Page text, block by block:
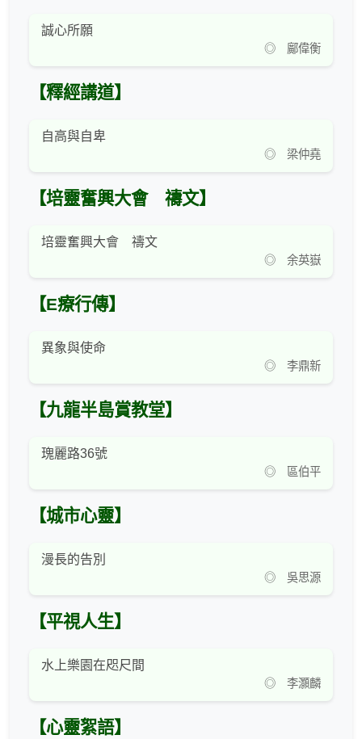
誠心所願
◎ 鄺偉衡
【釋經講道】
自高與自卑
◎ 梁仲堯
【培靈奮興大會 禱文】
培靈奮興大會 禱文
◎ 余英嶽
【E療行傳】
異象與使命
◎ 李鼎新
【九龍半島賞教堂】
瑰麗路36號
◎ 區伯平
【城市心靈】
漫長的告別
◎ 吳思源
【平視人生】
水上樂園在咫尺間
◎ 李灝麟
【心靈絮語】